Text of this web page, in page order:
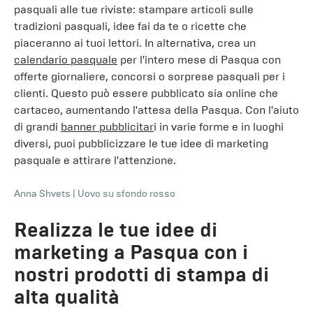
pasquali alle tue riviste: stampare articoli sulle
tradizioni pasquali, idee fai da te o ricette che
piaceranno ai tuoi lettori. In alternativa, crea un
calendario pasquale per l'intero mese di Pasqua con
offerte giornaliere, concorsi o sorprese pasquali per i
clienti. Questo può essere pubblicato sia online che
cartaceo, aumentando l'attesa della Pasqua. Con l'aiuto
di grandi banner pubblicitari in varie forme e in luoghi
diversi, puoi pubblicizzare le tue idee di marketing
pasquale e attirare l'attenzione.
Anna Shvets Uovo su sfondo rosso
Realizza le tue idee di
marketing a Pasqua con i
nostri prodotti di stampa di
alta qualità